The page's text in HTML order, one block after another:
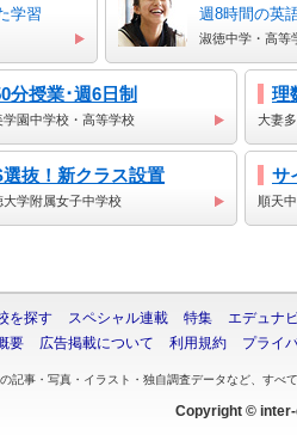
学習 週8時間の英
淑徳中学・高等
分授業･週6日制
学園中学校・高等学校
理
大妻
選抜！新クラス設置
大学附属女子中学校
サ
順天
を探す スペシャル連載 特集 エデュナ
要
広告掲載について 利用規約 プライ
記事・写真・イラスト・独自調査データなど、すべ
Copyright ©